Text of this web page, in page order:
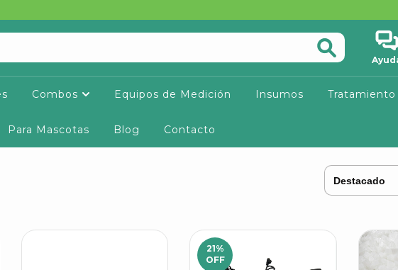
Combos Equipos de Medición Insumos Tratamiento
Para Mascotas Blog Contacto
21%
OFF